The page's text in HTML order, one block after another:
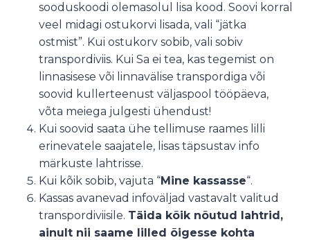
sooduskoodi olemasolul lisa kood. Soovi korral
veel midagi ostukorvi lisada, vali “jätka
ostmist”. Kui ostukorv sobib, vali sobiv
transpordiviis. Kui Sa ei tea, kas tegemist on
linnasisese või linnavälise transpordiga või
soovid kullerteenust väljaspool tööpäeva,
võta meiega julgesti ühendust!
Kui soovid saata ühe tellimuse raames lilli
erinevatele saajatele, lisas täpsustav info
märkuste lahtrisse.
Kui kõik sobib, vajuta “Mine kassasse“.
Kassas avanevad infoväljad vastavalt valitud
transpordiviisile. Täida kõik nõutud lahtrid,
ainult nii saame lilled õigesse kohta